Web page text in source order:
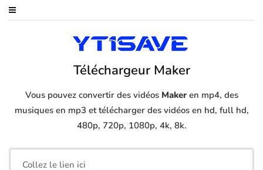
Téléchargeur Maker
Vous pouvez convertir des vidéos Makeren mp4, des
musiques en mp3 et télécharger des vidéos en hd, full hd,
480p, 720p, 1080p, 4k, 8k.